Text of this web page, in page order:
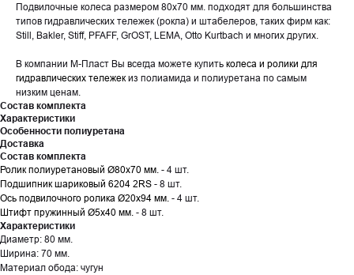
Подвилочные колеса размером 80х70 мм. подходят для большинства
типов гидравлических тележек (рокла) и штабелеров, таких фирм как:
Still, Bakler, Stiff, PFAFF, GrOST, LEMA, Otto Kurtbach и многих других.
В компании М-Пласт Вы всегда можете купить колеса и ролики для
гидравлических тележекиз полиамида и полиуретана по самым
низким ценам.
Состав комплекта
Характеристики
Особенности полиуретана
Доставка
Состав комплекта
Ролик полиуретановый Ø80х70 мм. - 4 шт.
Подшипник шариковый 6204 2RS - 8 шт.
Ось подвилочного ролика Ø20х94 мм. - 4 шт.
Штифт пружинный Ø5х40 мм. - 8 шт.
Характеристики
Диаметр: 80 мм.
Ширина: 70 мм.
Материал обода: чугун